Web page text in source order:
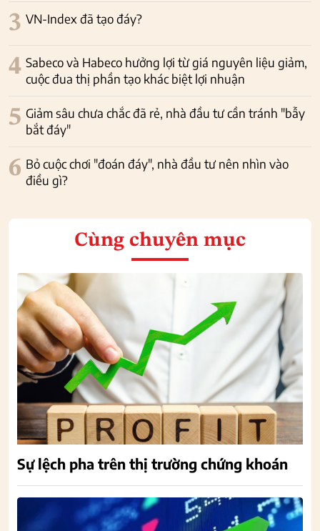
3 VN-Index đã tạo đáy?
4 Sabeco và Habeco hưởng lợi từ giá nguyên liệu giảm,
cuộc đua thị phần tạo khác biệt lợi nhuận
5 Giảm sâu chưa chắc đã rẻ, nhà đầu tư cần tránh "bẫy
bắt đáy"
6 Bỏ cuộc chơi "đoán đáy", nhà đầu tư nên nhìn vào
điều gì?
Cùng chuyên mục
Sự lệch pha trên thị trường chứng khoán